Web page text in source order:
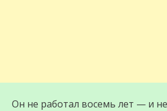
Он не работал восемь лет — и